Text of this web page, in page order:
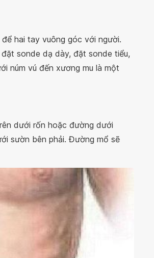
hai tay vuông góc với người.
sonde dạ dày, đặt sonde tiểu,
núm vú đến xương mu là một
dưới rốn hoặc đường dưới
sườn bên phải. Đường mổ sẽ